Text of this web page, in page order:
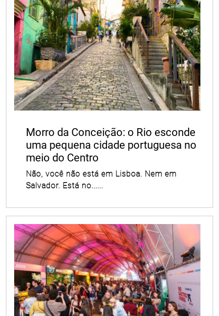
Morro da Conceição: o Rio esconde
uma pequena cidade portuguesa no
meio do Centro
Não, você não está em Lisboa. Nem em
Salvador. Está no......